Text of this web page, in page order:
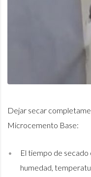
Dejar secar
Microcemento Base:
El tiempo de
humedad,